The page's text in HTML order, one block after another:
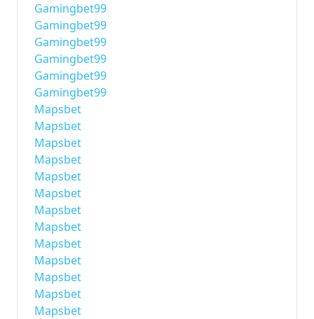
Gamingbet99
Gamingbet99
Gamingbet99
Gamingbet99
Gamingbet99
Gamingbet99
Mapsbet
Mapsbet
Mapsbet
Mapsbet
Mapsbet
Mapsbet
Mapsbet
Mapsbet
Mapsbet
Mapsbet
Mapsbet
Mapsbet
Mapsbet